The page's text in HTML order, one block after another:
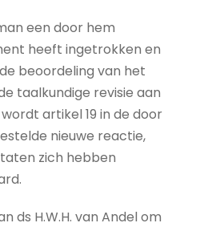
een door hem
heeft ingetrokken en
beoordeling van het
taalkundige revisie aan
artikel 19 in de door
nieuwe reactie,
zich hebben
ds H.W.H. van Andel om